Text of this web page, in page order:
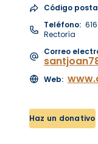
Código
Teléfono:
Rectoría
Correo
Web:
Haz un donativo